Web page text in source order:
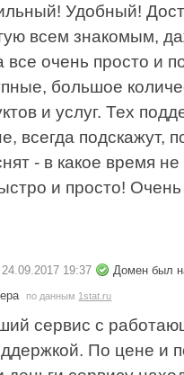
Удобный!
всем знакомым,
все очень просто и
большое
и услуг. Тех
всегда подскажут,
- в какое время
и просто!
24.09.2017 19:37
Домен был
по данным 1stat.ru
сервис с
По цене и